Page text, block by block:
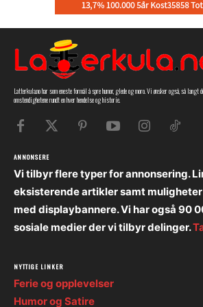
Latterkula.no har som eneste formål å spre humor, glede og moro. Vi ønsker også, så
omstendighetene rundt en hver hendelse og historie.
ANNONSERE
Vi tilbyr flere typer for annonsering.
eksisterende artikler samt
med displaybannere. Vi har også 90
sosiale medier der vi tilbyr delinger.
NYTTIGE LINKER
Ferie og opplevelser
Humor og Satire